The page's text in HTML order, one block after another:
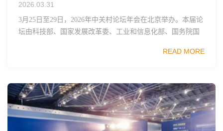
2026.03.31
3月25日至29日，2026年中关村论坛年会在北京举办。本届论
坛由科技部、国家发展改革委、工业和信息化部、国务院国
READ MORE